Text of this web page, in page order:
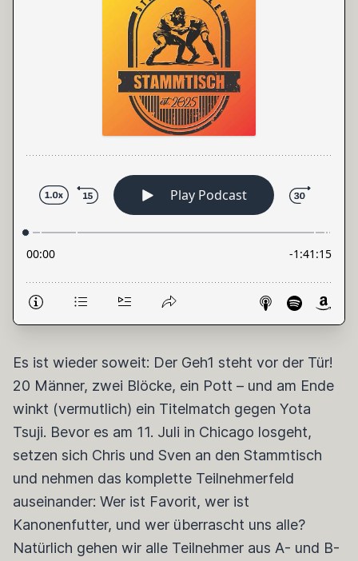
Es ist wieder soweit: Der Geh1 steht vor der Tür!
20 Männer, zwei Blöcke, ein Pott – und am Ende
winkt (vermutlich) ein Titelmatch gegen Yota
Tsuji. Bevor es am 11. Juli in Chicago losgeht,
setzen sich Chris und Sven an den Stammtisch
und nehmen das komplette Teilnehmerfeld
auseinander: Wer ist Favorit, wer ist
Kanonenfutter, und wer überrascht uns alle?
Natürlich gehen wir alle Teilnehmer aus A- und B-